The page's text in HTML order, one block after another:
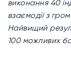
виконання 40
взаємодії з
Найвищий
100 можливих